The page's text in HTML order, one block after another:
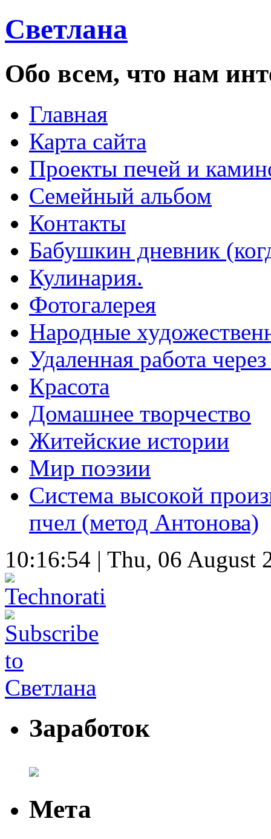
Светлана
Обо всем, что нам
Главная
Карта сайта
Проекты печей и
Семейный альбом
Контакты
Бабушкин дневник
Кулинария.
Фотогалерея
Народные
Удаленная работа
Красота
Домашнее творчество
Житейские истории
Мир поэзии
Система высокой
пчел (метод Антонова)
10:16:55 | Thu, 06 August
Заработок
Мета